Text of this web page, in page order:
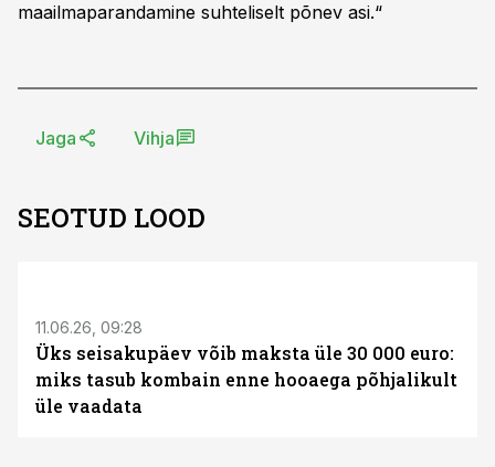
maailmaparandamine suhteliselt põnev asi.“
Jaga Vihja
SEOTUD LOOD
11.06.26, 09:28
Üks seisakupäev võib maksta üle 30 000 euro:
miks tasub kombain enne hooaega põhjalikult
üle vaadata